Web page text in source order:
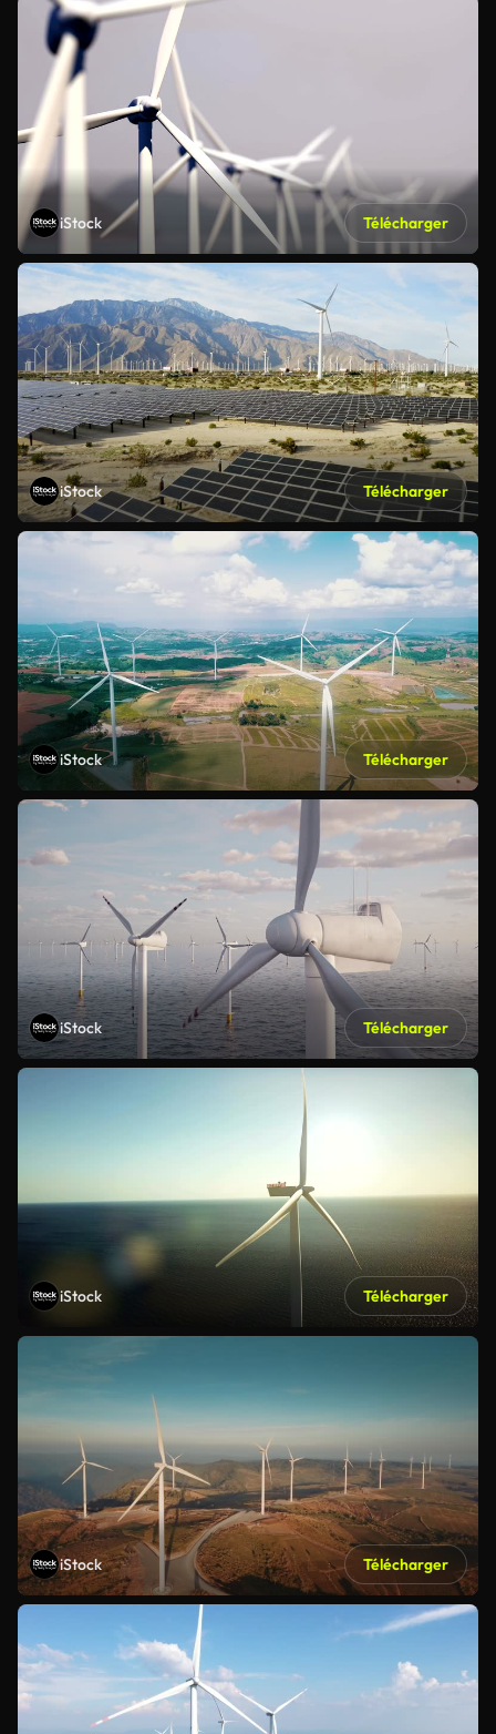
iStock Télécharger
iStock Télécharger
iStock Télécharger
iStock Télécharger
iStock Télécharger
iStock Télécharger